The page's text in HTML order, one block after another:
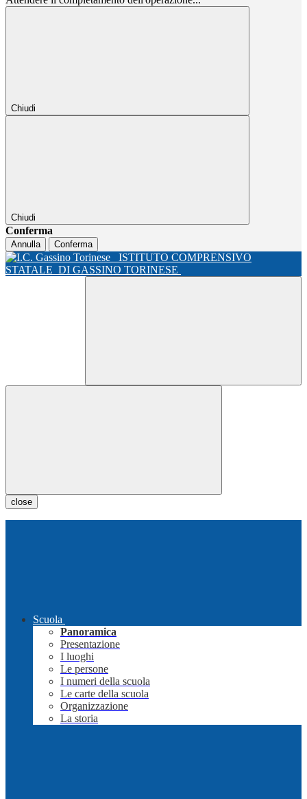
Chiudi
Chiudi
Conferma
Annulla Conferma
ISTITUTO COMPRENSIVO
STATALE DI GASSINO TORINESE
close
Scuola
Panoramica
Presentazione
I luoghi
Le persone
I numeri della scuola
Le carte della scuola
Organizzazione
La storia